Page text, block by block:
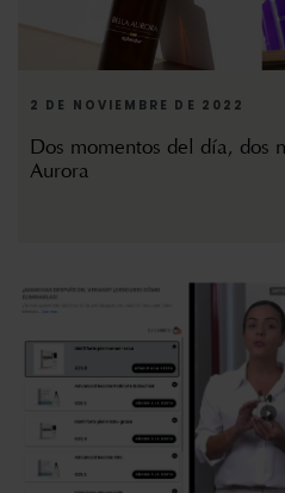
2 DE NOVIEMBRE DE 2022
Dos momentos del día, dos
Aurora